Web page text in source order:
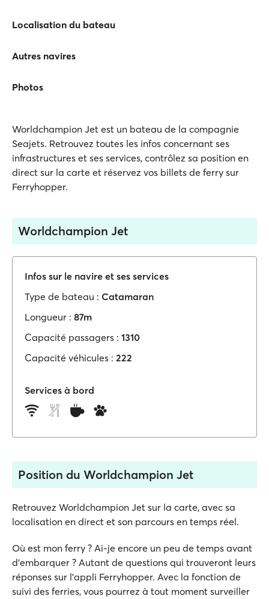
Localisation du bateau
Autres navires
Photos
Worldchampion Jet est un bateau de la compagnie
Seajets. Retrouvez toutes les infos concernant ses
infrastructures et ses services, contrôlez sa position en
direct sur la carte et réservez vos billets de ferry sur
Ferryhopper.
Worldchampion Jet
Infos sur le navire et ses services
Type de bateau : Catamaran
Longueur : 87m
Capacité passagers : 1310
Capacité véhicules : 222
Services à bord
Position du Worldchampion Jet
Retrouvez Worldchampion Jet sur la carte, avec sa
localisation en direct et son parcours en temps réel.
Où est mon ferry ? Ai-je encore un peu de temps avant
d'embarquer ? Autant de questions qui trouveront leurs
réponses sur l'appli Ferryhopper. Avec la fonction de
suivi des ferries, vous pourrez à tout moment surveiller